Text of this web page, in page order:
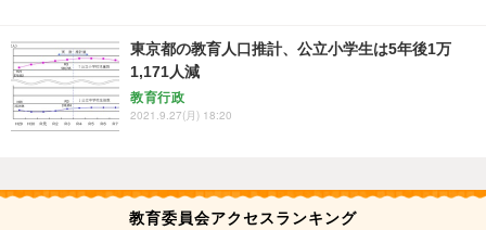
東京都の教育人口推計、公立小学生は5年後1万
1,171人減
教育行政
2021.9.27(月) 18:20
教育委員会アクセスランキング